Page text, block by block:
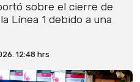
sobre el cierre de
Línea 1 debido a una
12:48 hrs